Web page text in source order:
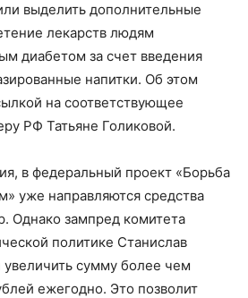
выделить дополнительные
лекарств людям
диабетом за счет введения
напитки. Об этом
на соответствующее
РФ Татьяне Голиковой.
в федеральный проект «Борьба
уже направляются средства
Однако зампред комитета
политике Станислав
сумму более чем
ежегодно. Это позволит